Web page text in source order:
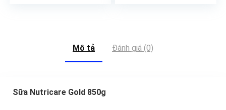
Mô tả Đánh giá (0)
Sữa Nutricare Gold 850g